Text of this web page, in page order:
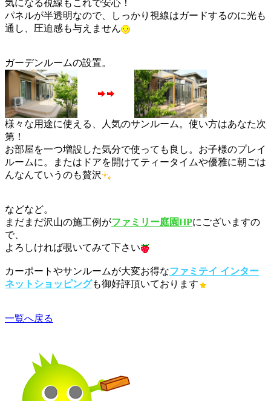
気になる視線もこれで安心！
パネルが半透明なので、しっかり視線はガードするのに光も
通し、圧迫感も与えません
ガーデンルームの設置。
様々な用途に使える、人気のサンルーム。使い方はあなた次
第！
お部屋を一つ増設した気分で使っても良し。お子様のプレイ
ルームに。またはドアを開けてティータイムや優雅に朝ごは
んなんていうのも贅沢
などなど。
まだまだ沢山の施工例がファミリー庭園HPにございますの
で、
よろしければ覗いてみて下さい
カーポートやサンルームが大変お得なファミテイ インター
ネットショッピングも御好評頂いております
一覧へ戻る